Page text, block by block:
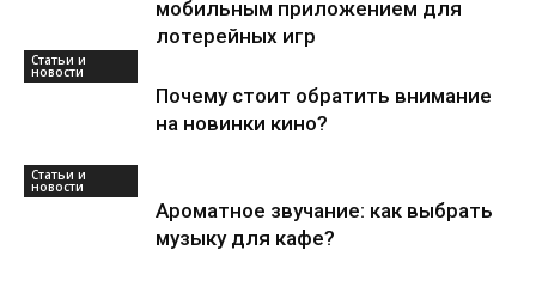
мобильным приложением для
лотерейных игр
Статьи и
новости
Почему стоит обратить внимание
на новинки кино?
Статьи и
новости
Ароматное звучание: как выбрать
музыку для кафе?